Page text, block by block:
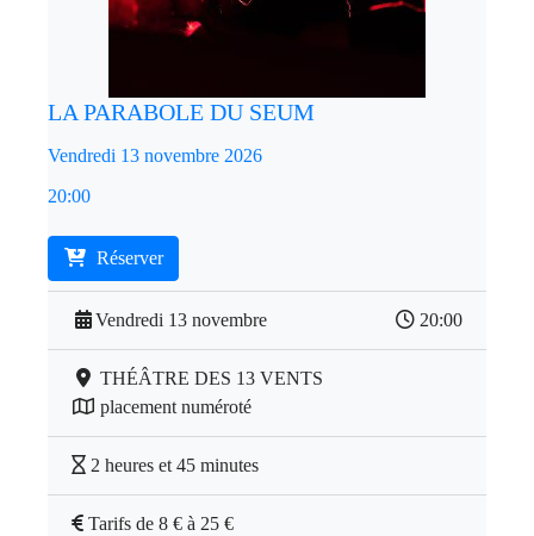
LA PARABOLE DU SEUM
Vendredi 13 novembre 2026
20:00
Réserver
Vendredi 13 novembre 20:00
THÉÂTRE DES 13 VENTS
placement numéroté
2 heures et 45 minutes
Tarifs de 8 € à 25 €